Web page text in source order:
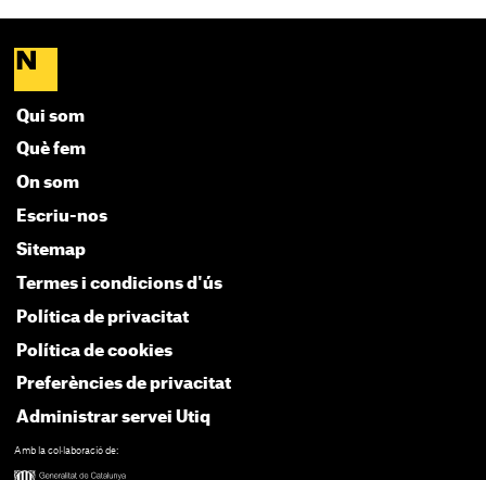
Qui som
Què fem
On som
Escriu-nos
Sitemap
Termes i condicions d'ús
Política de privacitat
Política de cookies
Preferències de privacitat
Administrar servei Utiq
Amb la col·laboració de: